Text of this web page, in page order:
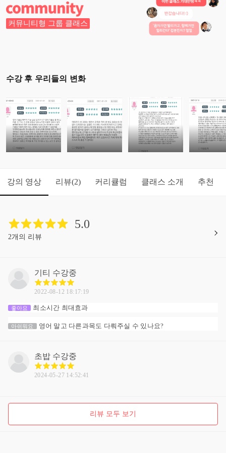
커뮤니티형 그룹 클래스
수강 후 우리들의 변화
강의 영상 리뷰(2) 커리큘럼 클래스 소개 추천
5.0
2개의 리뷰
기티 수강중
2022-08-12 18:17:19
좋아요 최소시간 최대효과
아쉬워요 영어 말고 다른과목도 다뤄주실 수 있나요?
초밥 수강중
2024-05-27 14:52:41
리뷰 모두 보기